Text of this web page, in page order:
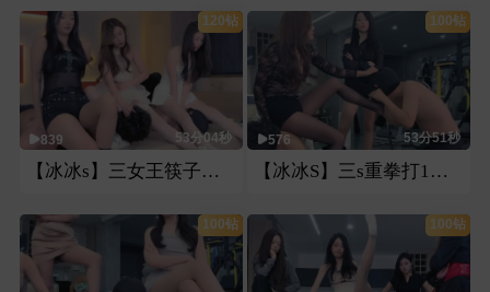
120钻
839 53分04秒
【冰冰s】三女王筷子踩手6只手走路踩狗踢裆三主骑马比赛游街
100钻
576 53分51秒
【冰冰S】三s重拳打1狗头躲避成功另狗踢裆受罪深喉重罚
100钻 100钻